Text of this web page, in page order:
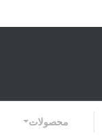
محصولات